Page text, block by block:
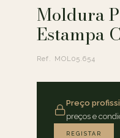
Moldura
Estampa
Ref. MOL05.654
Preço
preços e
REGISTAR